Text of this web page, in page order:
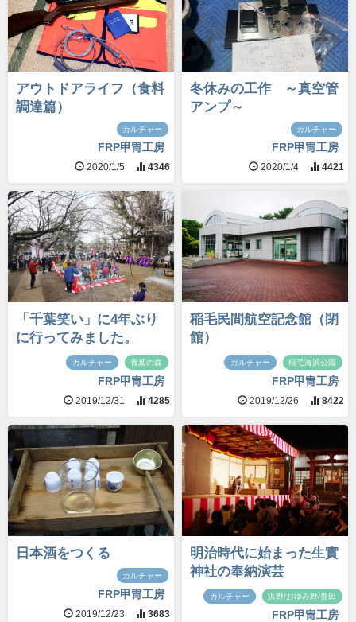
アウトドアライフ（食料
調達篇）
カルチャー
FRP甲冑工房
2020/1/5 4346
冬休みの工作 ～真空管
アンプ～
カルチャー
FRP甲冑工房
2020/1/4 4421
「千葉笑い」に4年ぶり
に行ってみました。
カルチャー 青葉の森
FRP甲冑工房
2019/12/31 4285
稲毛民間航空記念館（閉
館）
カルチャー 稲毛海浜公園
FRP甲冑工房
2019/12/26 8422
日本酒をつくる
カルチャー
FRP甲冑工房
2019/12/23 3683
明治時代に始まった生實
神社の奉納演芸
カルチャー 浜野/おゆみ野/誉田
FRP甲冑工房